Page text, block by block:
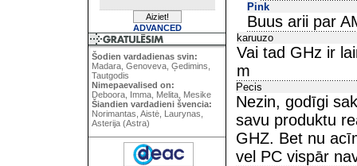
ADVANCED
Šodien vardadienas svin:
Madara, Genoveva, Ģedimins,
Tautgodis
Nimepaevalised on:
Deboora, Imma, Melita, Mesike
Šiandien vardadieni švencia:
Norimantas, Aistė, Laurynas,
Asterija (Astra)
Pink
Buus arii par
karuuzo
Vai tad GHz ir
m
Pecis
Nezin, godīgi
savu produktu
GHZ. Bet nu
vel PC vispār